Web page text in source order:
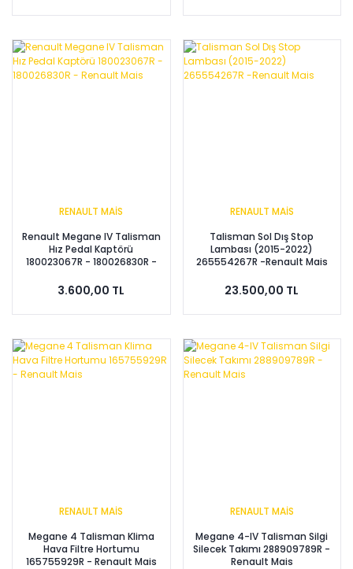
RENAULT MAİS
Renault Megane IV Talisman
Hız Pedal Kaptörü
180023067R - 180026830R -
3.600,00 TL
RENAULT MAİS
Talisman Sol Dış Stop
Lambası (2015-2022)
265554267R -Renault Mais
23.500,00 TL
RENAULT MAİS
Megane 4 Talisman Klima
Hava Filtre Hortumu
165755929R - Renault Mais
RENAULT MAİS
Megane 4-IV Talisman Silgi
Silecek Takımı 288909789R -
Renault Mais